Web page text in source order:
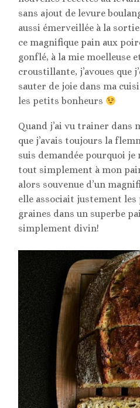
sans ajout de levure
aussi émerveillée à la
ce magnifique pain aux
gonflé, à la mie moelleuse
croustillante, j’avoues que
sauter de joie dans ma
les petits bonheurs
Quand j’ai vu trainer dans
que j’avais toujours la
suis demandée pourquoi je
tout simplement à mon
alors souvenue d’un
elle associait justement les
graines dans un superbe
simplement divin!